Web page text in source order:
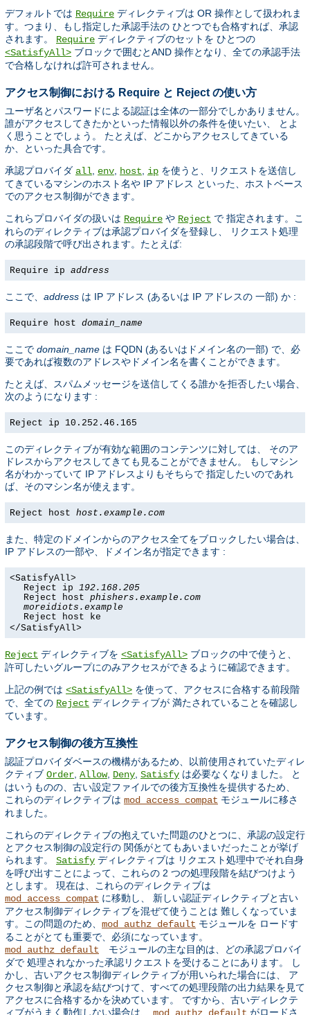
デフォルトでは Require ディレクティブは OR 操作として扱われま
す。つまり、もし指定した承認手法の ひとつでも合格すれば、承認
されます。 Require ディレクティブのセットを ひとつの
<SatisfyAll> ブロックで囲むとAND 操作となり、全ての承認手法
で合格しなければ許可されません。
アクセス制御における Require と Reject の使い方
ユーザ名とパスワードによる認証は全体の一部分でしかありません。
誰がアクセスしてきたかといった情報以外の条件を使いたい、 とよ
く思うことでしょう。 たとえば、どこからアクセスしてきている
か、といった具合です。
承認プロバイダ all env host ip を使うと、リクエストを送信し
てきているマシンのホスト名や IP アドレス といった、ホストベース
でのアクセス制御ができます。
これらプロバイダの扱いは Require や Reject で 指定されます。こ
れらのディレクティブは承認プロバイダを登録し、 リクエスト処理
の承認段階で呼び出されます。たとえば:
Require ip address
ここで、 address は IP アドレス (あるいは IP アドレスの 一部) か :
Require host domain_name
ここで domain_name は FQDN (あるいはドメイン名の一部) で、必
要であれば複数のアドレスやドメイン名を書くことができます。
たとえば、スパムメッセージを送信してくる誰かを拒否したい場合、
次のようになります :
Reject ip 10.252.46.165
このディレクティブが有効な範囲のコンテンツに対しては、 そのア
ドレスからアクセスしてきても見ることができません。 もしマシン
名がわかっていて IP アドレスよりもそちらで 指定したいのであれ
ば、そのマシン名が使えます。
Reject host host.example.com
また、特定のドメインからのアクセス全てをブロックしたい場合は、
IP アドレスの一部や、ドメイン名が指定できます :
<SatisfyAll>
Reject ip 192.168.205
Reject host phishers.example.com
moreidiots.example
Reject host ke
</SatisfyAll>
Reject ディレクティブを <SatisfyAll> ブロックの中で使うと、
許可したいグループにのみアクセスができるように確認できます。
上記の例では <SatisfyAll> を使って、アクセスに合格する前段階
で、全ての Reject ディレクティブが 満たされていることを確認し
ています。
アクセス制御の後方互換性
認証プロバイダベースの機構があるため、以前使用されていたディレ
クティブ Order, Allow, Deny, Satisfy は必要なくなりました。 と
はいうものの、古い設定ファイルでの後方互換性を提供するため、
これらのディレクティブは mod_access_compat モジュールに移さ
れました。
これらのディレクティブの抱えていた問題のひとつに、承認の設定行
とアクセス制御の設定行の 関係がとてもあいまいだったことが挙げ
られます。 Satisfy ディレクティブは リクエスト処理中でそれ自身
を呼び出すことによって、これらの 2 つの処理段階を結びつけよう
とします。 現在は、これらのディレクティブは
mod_access_compat に移動し、 新しい認証ディレクティブと古い
アクセス制御ディレクティブを混ぜて使うことは 難しくなっていま
す。この問題のため、 mod_authz_default モジュールを ロードす
ることがとても重要で、必須になっています。
mod_authz_default モジュールの主な目的は、どの承認プロバイ
ダで 処理されなかった承認リクエストを受けることにあります。 し
かし、古いアクセス制御ディレクティブが用いられた場合には、 ア
クセス制御と承認を結びつけて、すべての処理段階の出力結果を見て
アクセスに合格するかを決めています。 ですから、古いディレクテ
ィブがうまく動作しない場合は、
がロードさ